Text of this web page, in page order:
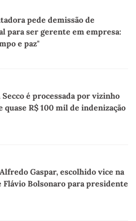
pede demissão de
para ser gerente em empresa:
e paz"
Secco é processada por vizinho
quase R$ 100 mil de indenização
Gaspar, escolhido vice na
Flávio Bolsonaro para presidente